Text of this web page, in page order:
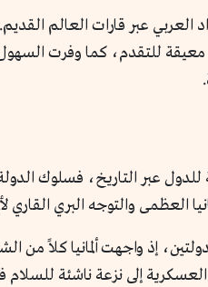
العربي عبر قارات العالم
معيقة للتقدم، كما وفرت
عبر التاريخ، فسلوك
العظمى والتوجه البري القاري
إذ واجهت ألمانيا كلاً
إلى نزعة ناشئة